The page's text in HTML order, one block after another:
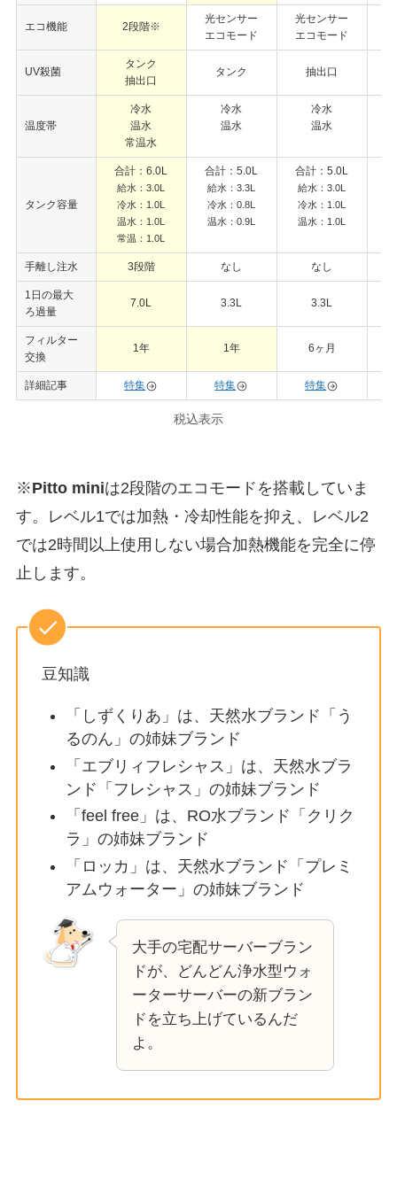
エコ機能 2段階※
光センサー
エコモード
光センサー
エコモード
UV殺菌
タンク
抽出口
タンク 抽出口
温度帯
冷水
温水
常温水
冷水
温水
冷水
温水
タンク容量
合計：6.0L
給水：3.0L
冷水：1.0L
温水：1.0L
常温：1.0L
合計：5.0L
給水：3.3L
冷水：0.8L
温水：0.9L
合計：5.0L
給水：3.0L
冷水：1.0L
温水：1.0L
手離し注水 3段階 なし なし
1日の最大
ろ過量
7.0L 3.3L 3.3L
フィルター
交換
1年 1年 6ヶ月
詳細記事 特集 特集 特集
税込表示
※Pitto miniは2段階のエコモードを搭載していま
す。レベル1では加熱・冷却性能を抑え、レベル2
では2時間以上使用しない場合加熱機能を完全に停
止します。
豆知識
「しずくりあ」は、天然水ブランド「う
るのん」の姉妹ブランド
「エブリィフレシャス」は、天然水ブラ
ンド「フレシャス」の姉妹ブランド
「feel free」は、RO水ブランド「クリク
ラ」の姉妹ブランド
「ロッカ」は、天然水ブランド「プレミ
アムウォーター」の姉妹ブランド
大手の宅配サーバーブラン
ドが、どんどん浄水型ウォ
ーターサーバーの新ブラン
ドを立ち上げているんだ
よ。